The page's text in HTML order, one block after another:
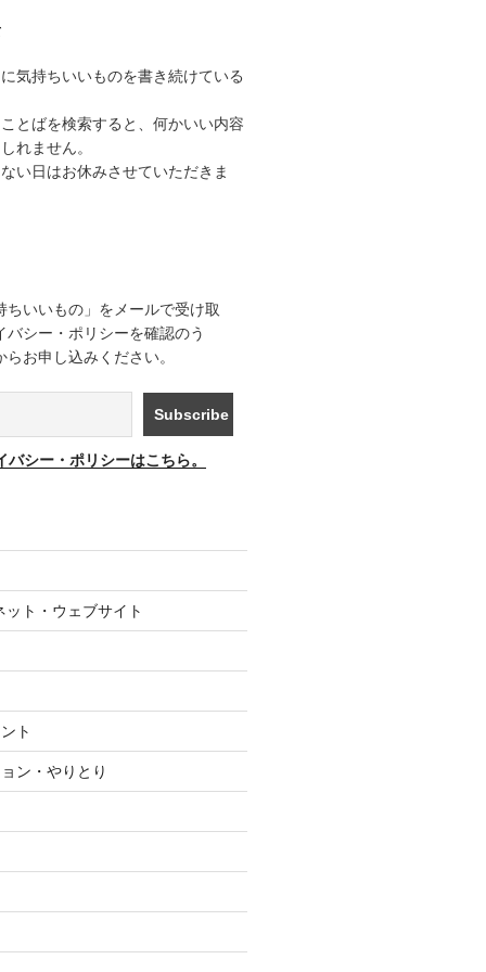
気持ちいいものを書き続けている
とばを検索すると、何かいい内容
れません。
い日はお休みさせていただきま
いいもの」をメールで受け取
バシー・ポリシーを確認のう
お申し込みください。
バシー・ポリシーはこちら。
ト・ウェブサイト
ト
ン・やりとり